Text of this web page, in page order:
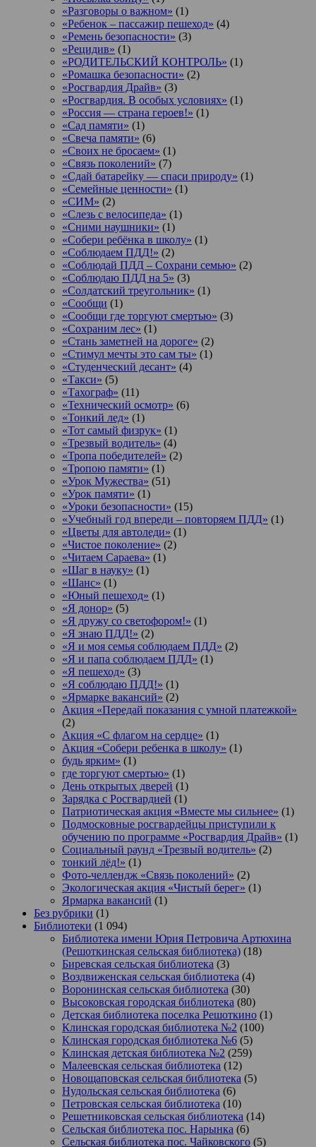
«Разговоры о важном» (1)
«Ребенок – пассажир пешеход» (4)
«Ремень безопасности» (3)
«Рецидив» (1)
«РОДИТЕЛЬСКИЙ КОНТРОЛЬ» (1)
«Ромашка безопасности» (2)
«Росгвардия Драйв» (3)
«Росгвардия. В особых условиях» (1)
«Россия — страна героев!» (1)
«Сад памяти» (1)
«Свеча памяти» (6)
«Своих не бросаем» (1)
«Связь поколений» (7)
«Сдай батарейку — спаси природу» (1)
«Семейные ценности» (1)
«СИМ» (2)
«Слезь с велосипеда» (1)
«Сними наушники» (1)
«Собери ребёнка в школу» (1)
«Соблюдаем ПДД!» (2)
«Соблюдай ПДД – Сохрани семью» (2)
«Соблюдаю ПДД на 5» (3)
«Солдатский треугольник» (1)
«Сообщи (1)
«Сообщи где торгуют смертью» (3)
«Сохраним лес» (1)
«Стань заметней на дороге» (2)
«Стимул мечты это сам ты» (1)
«Студенческий десант» (4)
«Такси» (5)
«Тахограф» (11)
«Технический осмотр» (6)
«Тонкий лед» (1)
«Тот самый физрук» (1)
«Трезвый водитель» (4)
«Тропа победителей» (2)
«Тропою памяти» (1)
«Урок Мужества» (51)
«Урок памяти» (1)
«Уроки безопасности» (15)
«Учебный год впереди – повторяем ПДД» (1)
«Цветы для автоледи» (1)
«Чистое поколение» (2)
«Читаем Сараева» (1)
«Шаг в науку» (1)
«Шанс» (1)
«Юный пешеход» (1)
«Я донор» (5)
«Я дружу со светофором!» (1)
«Я знаю ПДД!» (2)
«Я и моя семья соблюдаем ПДД» (2)
«Я и папа соблюдаем ПДД» (1)
«Я пешеход» (3)
«Я соблюдаю ПДД!» (1)
«Ярмарке вакансий» (2)
Акция «Передай показания с умной платежкой»
(2)
Акция «С флагом на сердце» (1)
Акция «Собери ребенка в школу» (1)
будь ярким» (1)
где торгуют смертью» (1)
День открытых дверей (1)
Зарядка с Росгвардией (1)
Патриотическая акция «Вместе мы сильнее» (1)
Подмосковные росгвардейцы приступили к
обучению по программе «Росгвардия Драйв» (1)
Социальный раунд «Трезвый водитель» (2)
тонкий лёд!» (1)
Фото-челлендж «Связь поколений» (2)
Экологическая акция «Чистый берег» (1)
Ярмарка вакансий (1)
Без рубрики (1)
Библиотеки (1 094)
Библиотека имени Юрия Петровича Артюхина
(Решоткинская сельская библиотека) (18)
Биревская сельская библиотека (3)
Воздвиженская сельская библиотека (4)
Воронинская сельская библиотека (30)
Высоковская городская библиотека (80)
Детская библиотека поселка Решоткино (1)
Клинская городская библиотека №2 (100)
Клинская городская библиотека №6 (5)
Клинская детская библиотека №2 (259)
Малеевская сельская библиотека (12)
Новощаповская сельская библиотека (5)
Нудольская сельская библиотека (6)
Петровская сельская библиотека (10)
Решетниковская сельская библиотека (14)
Сельская библиотека пос. Нарынка (6)
Сельская библиотека пос. Чайковского (5)